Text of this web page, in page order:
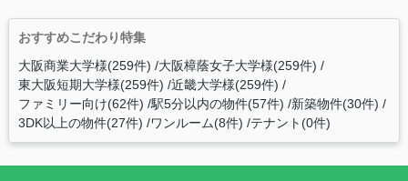
おすすめこだわり特集
大阪商業大学様(259件) 大阪樟蔭女子大学様(259件)
東大阪短期大学様(259件) 近畿大学様(259件)
ファミリー向け(62件) 駅5分以内の物件(57件) 新築物件(30件)
3DK以上の物件(27件) ワンルーム(8件) テナント(0件)